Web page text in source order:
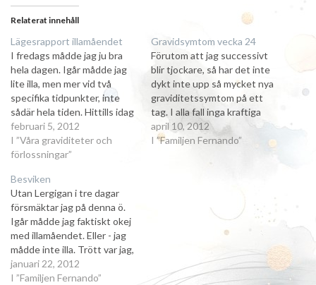
Relaterat innehåll
Lägesrapport illamåendet
I fredags mådde jag ju bra
hela dagen. Igår mådde jag
lite illa, men mer vid två
specifika tidpunkter, inte
sådär hela tiden. Hittills idag
har jag inte mått illa alls, men
jag har ändå kräkts. Jag
hostade till, och frukosten
chansen och försöka
undgå…
februari 5, 2012
I ”Våra graviditeter och
förlossningar”
Gravidsymtom vecka 24
Förutom att jag successivt
blir tjockare, så har det inte
dykt inte upp så mycket nya
graviditetssymtom på ett
tag. I alla fall inga kraftiga
som påverkar hela mitt liv, så
som illamåendet gjorde fram
april 10, 2012
I ”Familjen Fernando”
Besviken
Utan Lergigan i tre dagar
försmäktar jag på denna ö.
Igår mådde jag faktiskt okej
med illamåendet. Eller - jag
mådde inte illa. Trött var jag,
jag sov säkert 12 timmar på
natten och minst 4 på
januari 22, 2012
I ”Familjen Fernando”